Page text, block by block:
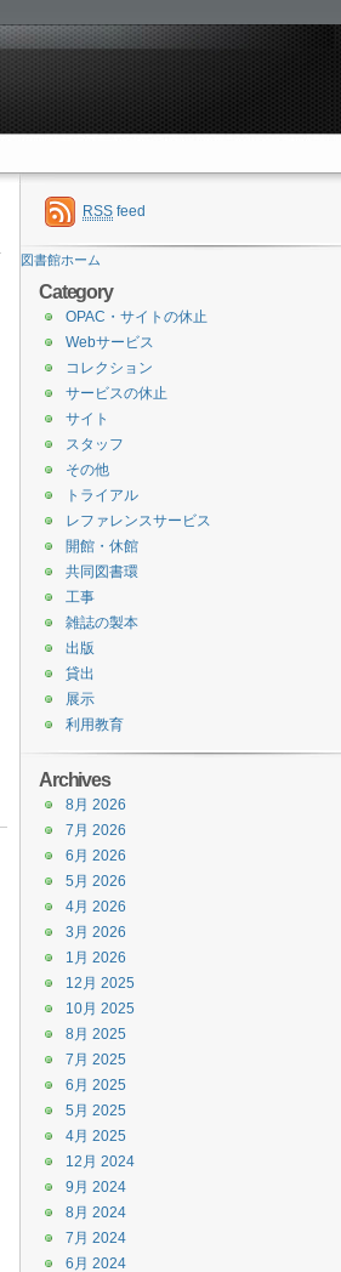
RSS feed
図書館ホーム
Category
OPAC・サイトの休止
Webサービス
コレクション
サービスの休止
サイト
スタッフ
その他
トライアル
レファレンスサービス
開館・休館
共同図書環
工事
雑誌の製本
出版
貸出
展示
利用教育
Archives
8月 2026
7月 2026
6月 2026
5月 2026
4月 2026
3月 2026
1月 2026
12月 2025
10月 2025
8月 2025
7月 2025
6月 2025
5月 2025
4月 2025
12月 2024
9月 2024
8月 2024
7月 2024
6月 2024